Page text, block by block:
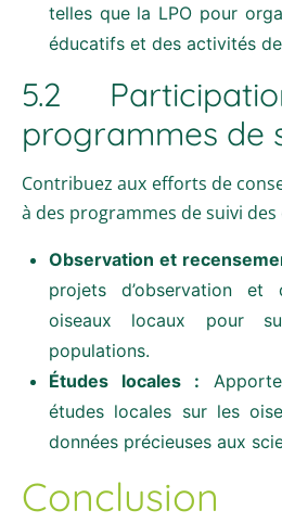
telles que la LPO pour
éducatifs et des activités
5.2
programmes de
Contribuez aux efforts de
à des programmes de suivi des
Observation et
projets d’observation et
oiseaux locaux pour
populations.
Études locales :
études locales sur les
données précieuses aux
Conclusion